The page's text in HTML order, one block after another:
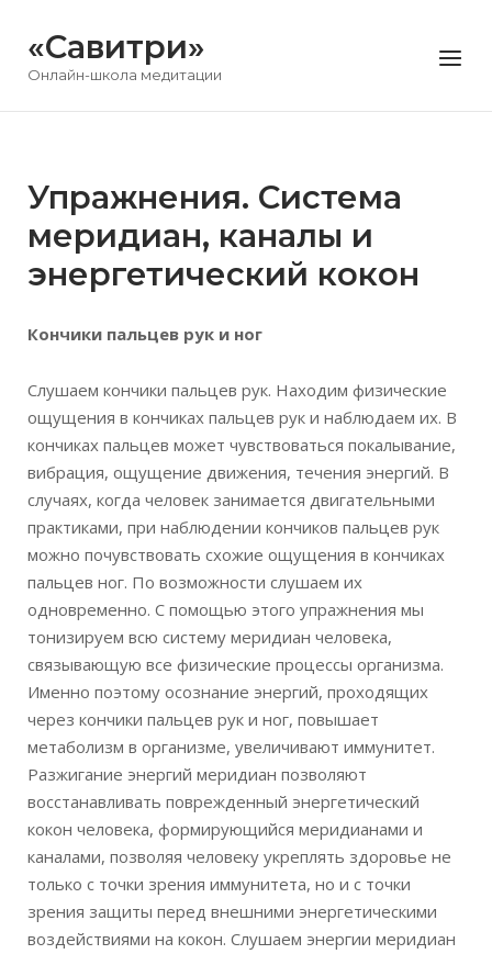
содержимому
«Савитри»
Онлайн-школа медитации
Меню
Упражнения. Система
меридиан, каналы и
энергетический кокон
Кончики пальцев рук и ног
Слушаем кончики пальцев рук. Находим физические
ощущения в кончиках пальцев рук и наблюдаем их. В
кончиках пальцев может чувствоваться покалывание,
вибрация, ощущение движения, течения энергий. В
случаях, когда человек занимается двигательными
практиками, при наблюдении кончиков пальцев рук
можно почувствовать схожие ощущения в кончиках
пальцев ног. По возможности слушаем их
одновременно. С помощью этого упражнения мы
тонизируем всю систему меридиан человека,
связывающую все физические процессы организма.
Именно поэтому осознание энергий, проходящих
через кончики пальцев рук и ног, повышает
метаболизм в организме, увеличивают иммунитет.
Разжигание энергий меридиан позволяют
восстанавливать поврежденный энергетический
кокон человека, формирующийся меридианами и
каналами, позволяя человеку укреплять здоровье не
только с точки зрения иммунитета, но и с точки
зрения защиты перед внешними энергетическими
воздействиями на кокон. Слушаем энергии меридиан